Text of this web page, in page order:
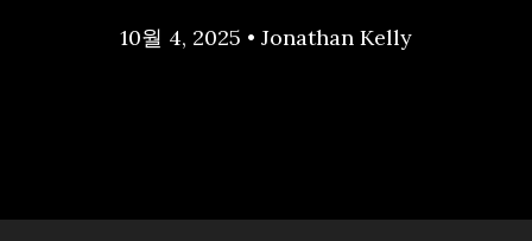
10월 4, 2025 • Jonathan Kelly